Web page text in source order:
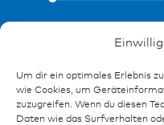
Um dir ein optimales Erlebnis
wie Cookies, um
zuzugreifen. Wenn du diesen
Daten wie das Surfverhalten
Ressourcen